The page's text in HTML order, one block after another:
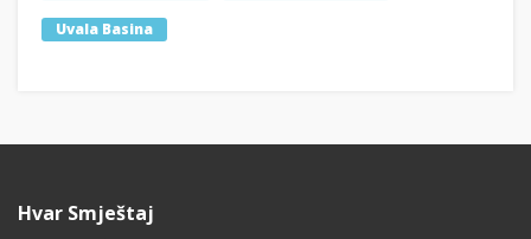
Uvala Basina
Hvar Smještaj